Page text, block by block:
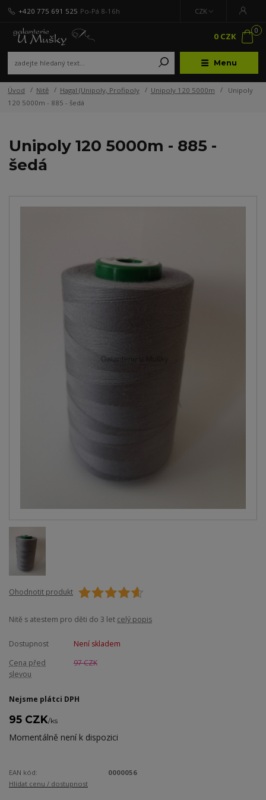
Menu
CZK
+420 775 691 525 Po-Pá 8-16h
0
0 CZK
Úvod Nitě Hagal (Unipoly, Profipoly Unipoly 120 5000m
Unipoly
120 5000m - 885 - šedá
Unipoly 120 5000m - 885 -
šedá
Ohodnotit produkt
Nitě s atestem pro děti do 3 let celý popis
Dostupnost
Není skladem
Cena před
slevou
97 CZK
Nejsme plátci DPH
95 CZK/ks
Momentálně není k dispozici
EAN kód:
0000056
Hlídat cenu / dostupnost